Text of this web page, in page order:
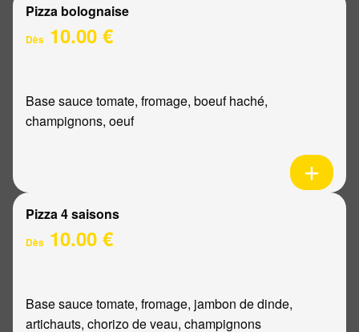
Pizza bolognaise
Dès 10.00 €
Base sauce tomate, fromage, boeuf haché,
champignons, oeuf
Pizza 4 saisons
Dès 10.00 €
Base sauce tomate, fromage, jambon de dinde,
artichauts, chorizo de veau, champignons